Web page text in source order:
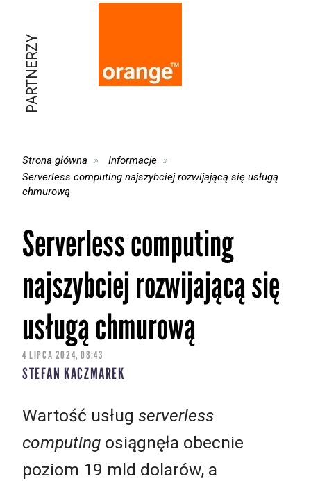
PARTNERZY
Strona główna
Informacje
Serverless computing najszybciej rozwijającą się usługą
chmurową
Serverless computing
najszybciej rozwijającą się
usługą chmurową
4 LIPCA 2024, 08:43
STEFAN KACZMAREK
Wartość usług serverless
computing osiągnęła obecnie
poziom 19 mld dolarów, a